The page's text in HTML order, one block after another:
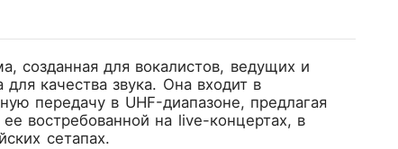
созданная для вокалистов, ведущих и
качества звука. Она входит в
передачу в UHF-диапазоне, предлагая
востребованной на live-концертах, в
сетапах.